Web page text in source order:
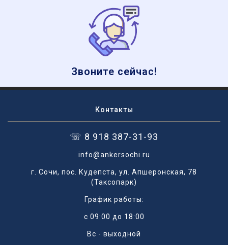
Звоните сейчас!
Контакты
☏ 8 918 387-31-93
info@ankersochi.ru
г. Сочи, пос. Кудепста, ул. Апшеронская, 78
(Таксопарк)
График работы:
с 09:00 до 18:00
Вс - выходной